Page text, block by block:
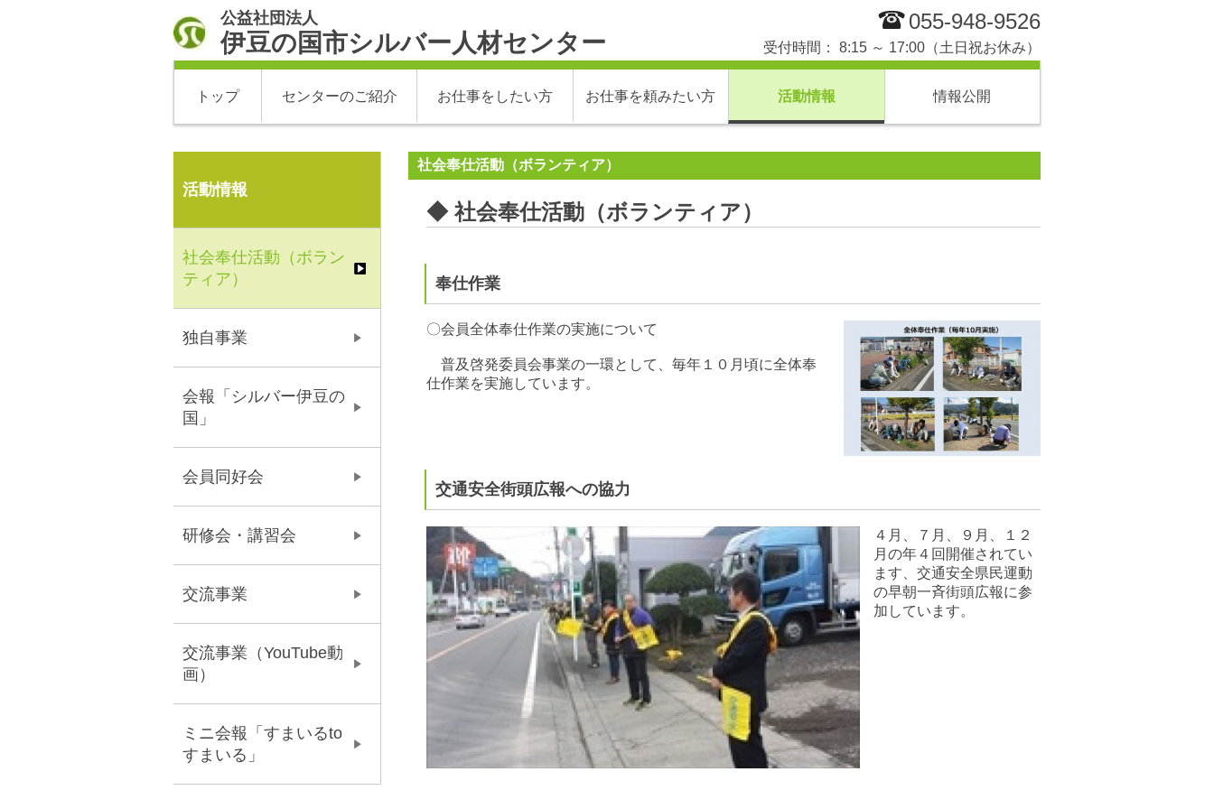
公益社団法人
伊豆の国市シルバー人材センター
055-948-9526
受付時間： 8:15 ～ 17:00（土日祝お休み）
トップ センターのご紹介 お仕事をしたい方 お仕事を頼みたい方 活動情報 情報公開
社会奉仕活動（ボランティア）
◆ 社会奉仕活動（ボランティア）
奉仕作業
〇会員全体奉仕作業の実施について
普及啓発委員会事業の一環として、毎年１０月頃に全体奉
仕作業を実施しています。
交通安全街頭広報への協力
４月、７月、９月、１２
月の年４回開催されてい
ます、交通安全県民運動
の早朝一斉街頭広報に参
加しています。
活動情報
社会奉仕活動（ボラン
ティア）
独自事業
会報「シルバー伊豆の
国」
会員同好会
研修会・講習会
交流事業
交流事業（YouTube動
画）
ミニ会報「すまいるto
すまいる」